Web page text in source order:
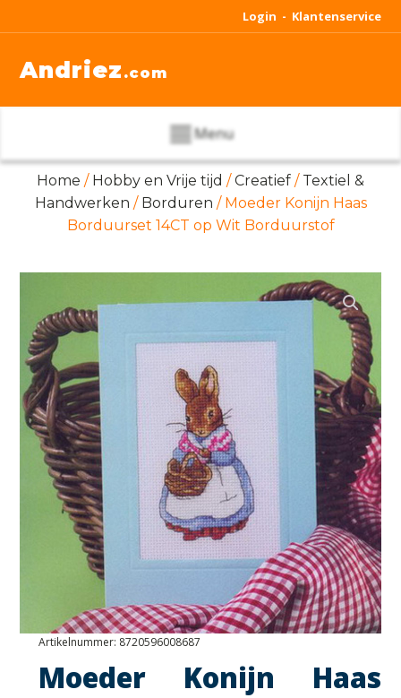
Login - Klantenservice
Andriez .com
Menu
Home / Hobby en Vrije tijd /Creatief / Textiel &
Handwerken / Borduren / Moeder Konijn Haas
Borduurset 14CT op Wit Borduurstof
Artikelnummer: 8720596008687
Moeder Konijn Haas